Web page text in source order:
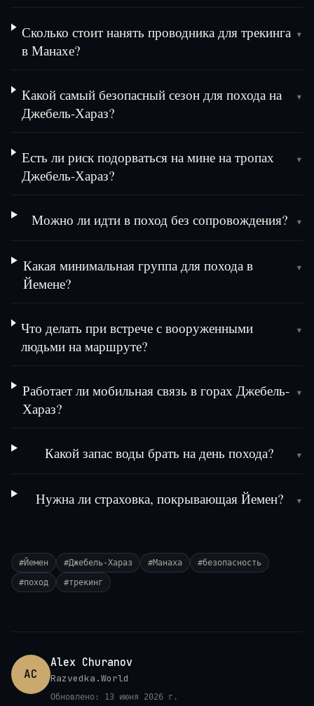
Сколько стоит нанять проводника для трекинга
в Манахе?
▾
Какой самый безопасный сезон для похода на
Джебель-Хараз?
▾
Есть ли риск подорваться на мине на тропах
Джебель-Хараз?
▾
Можно ли идти в поход без сопровождения? ▾
Какая минимальная группа для похода в
Йемене?
▾
Что делать при встрече с вооруженными
людьми на маршруте?
▾
Работает ли мобильная связь в горах Джебель-
Хараз?
▾
Какой запас воды брать на день похода? ▾
Нужна ли страховка, покрывающая Йемен? ▾
#Йемен #Джебель-Хараз #Манаха #безопасность
#поход #трекинг
AC
Alex Churanov
Razvedka.World
Обновлено: 13 июня 2026 г.